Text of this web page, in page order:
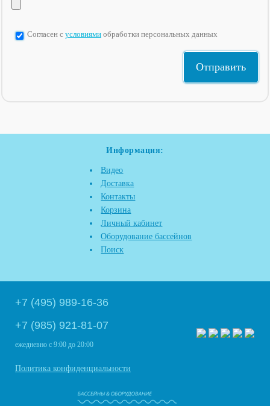
Согласен с условиями обработки персональных данных
Информация:
Видео
Доставка
Контакты
Корзина
Личный кабинет
Оборудование бассейнов
Поиск
+7 (495) 989-16-36
+7 (985) 921-81-07
ежедневно с 9:00 до 20:00
Политика конфиденциальности